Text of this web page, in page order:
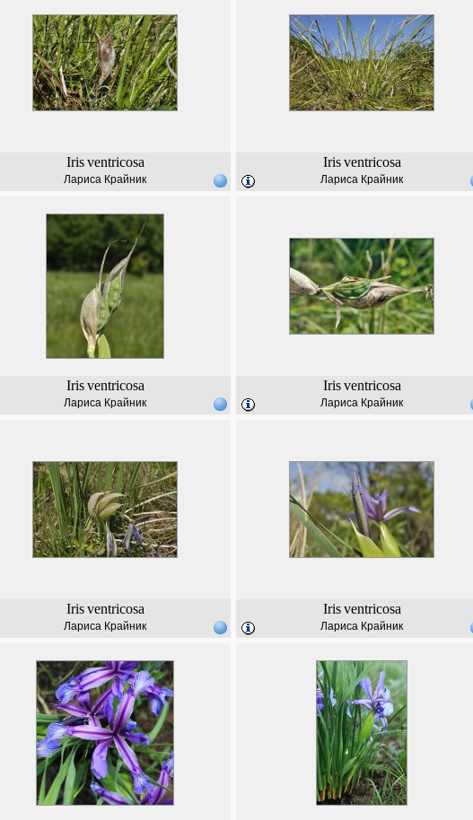
Iris ventricosa
Лариса Крайник
Iris ventricosa
Лариса Крайник
Iris ventricosa
Лариса Крайник
Iris ventricosa
Лариса Крайник
Iris ventricosa
Лариса Крайник
Iris ventricosa
Лариса Крайник